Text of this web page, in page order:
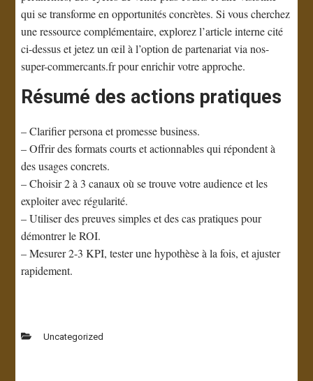
qui se transforme en opportunités concrètes. Si vous cherchez
une ressource complémentaire, explorez l’article interne cité
ci-dessus et jetez un œil à l’option de partenariat via nos-
super-commercants.fr pour enrichir votre approche.
Résumé des actions pratiques
– Clarifier persona et promesse business.
– Offrir des formats courts et actionnables qui répondent à
des usages concrets.
– Choisir 2 à 3 canaux où se trouve votre audience et les
exploiter avec régularité.
– Utiliser des preuves simples et des cas pratiques pour
démontrer le ROI.
– Mesurer 2-3 KPI, tester une hypothèse à la fois, et ajuster
rapidement.
Uncategorized